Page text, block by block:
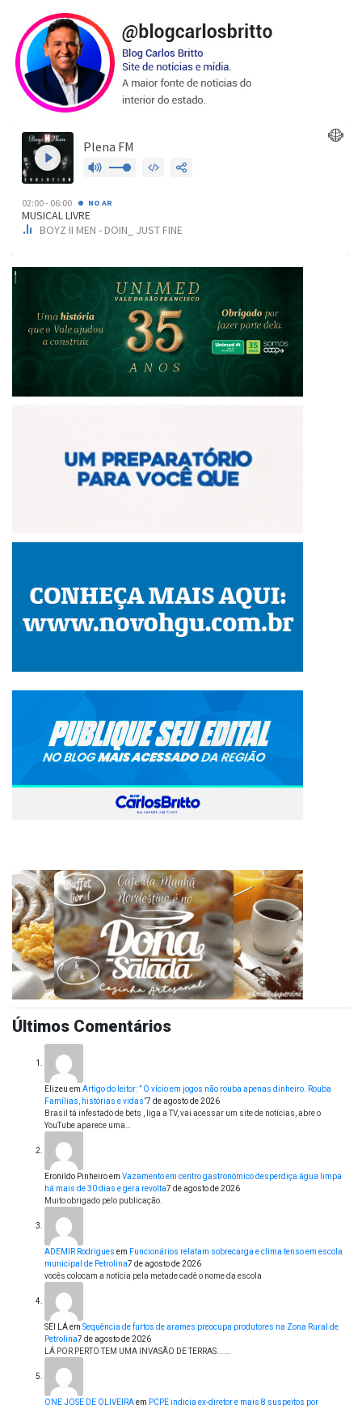
Últimos Comentários
Elizeu em Artigo do leitor: ” O vício em jogos não rouba apenas dinheiro. Rouba
Famílias, histórias e vidas”7 de agosto de 2026
Brasil tá infestado de bets , liga a TV, vai acessar um site de notícias, abre o
YouTube aparece uma…
Eronildo Pinheiroem Vazamento em centro gastronômico desperdiça água limpa
há mais de 30 dias e gera revolta7 de agosto de 2026
Muito obrigado pelo publicação.
ADEMIR Rodrigues em Funcionários relatam sobrecarga e clima tenso em escola
municipal de Petrolina7 de agosto de 2026
vocês colocam a notícia pela metade cadê o nome da escola
SEI LÁem Sequência de furtos de arames preocupa produtores na Zona Rural de
Petrolina7 de agosto de 2026
LÁ POR PERTO TEM UMA INVASÃO DE TERRAS......
ONE JOSE DE OLIVEIRAem PCPE indicia ex-diretor e mais 8 suspeitos por